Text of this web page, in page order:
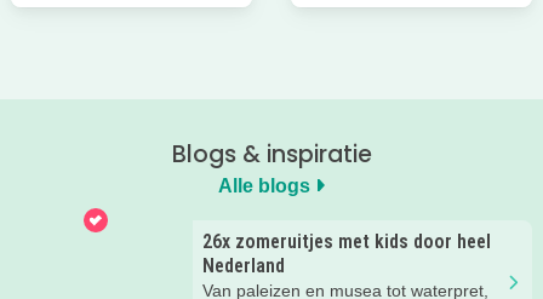
Blogs & inspiratie
Alle blogs
26x zomeruitjes met kids door heel
Nederland
Van paleizen en musea tot waterpret,